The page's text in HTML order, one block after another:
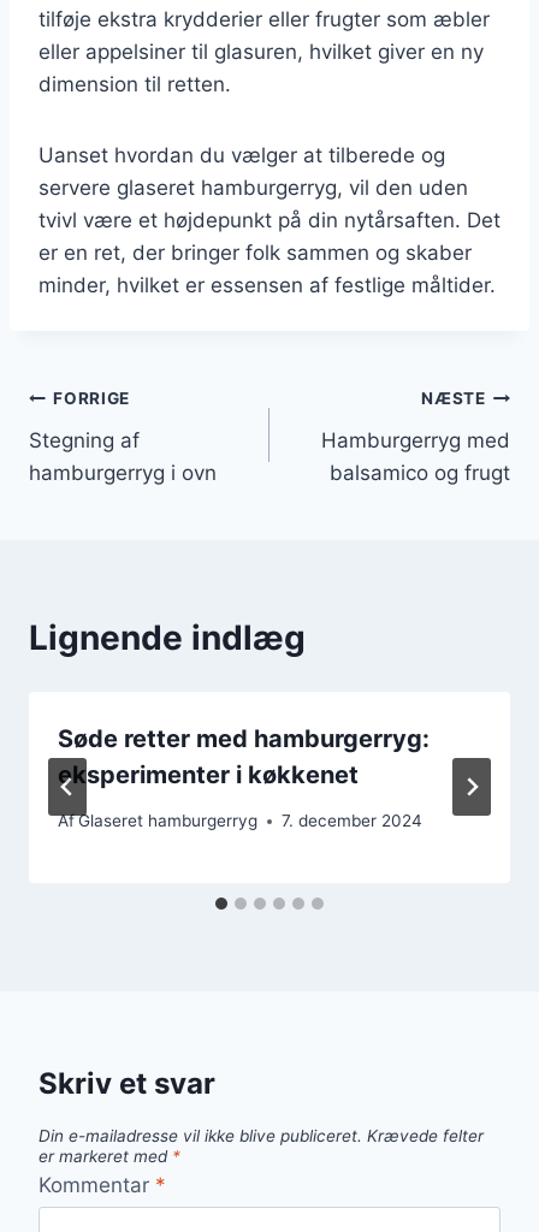
tilføje ekstra krydderier eller frugter som æbler
eller appelsiner til glasuren, hvilket giver en ny
dimension til retten.
Uanset hvordan du vælger at tilberede og
servere glaseret hamburgerryg, vil den uden
tvivl være et højdepunkt på din nytårsaften. Det
er en ret, der bringer folk sammen og skaber
minder, hvilket er essensen af festlige måltider.
Indlægsnavigation
FORRIGE
Stegning af
hamburgerryg i ovn
NÆSTE
Hamburgerryg med
balsamico og frugt
Lignende indlæg
Søde retter med hamburgerryg:
eksperimenter i køkkenet
AfGlaseret hamburgerryg 7. december 2024
Skriv et svar
Din e-mailadresse vil ikke blive publiceret. Krævede felter
er markeret med *
Kommentar *